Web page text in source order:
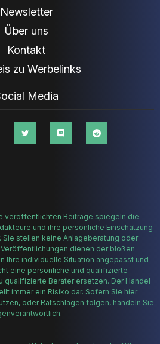
Newsletter
Über uns
Kontakt
zu Werbelinks
Media
veröffentlichten Beiträge spiegeln die
und ihre persönliche Einschätzung
Sie stellen keine Anlageberatung oder
dienen der bloßen
Ihre individuelle Situation angepasst und
eine persönliche und qualifizierte
qualifizierte Berater ersetzen. Der Handel
immer ein Risiko dar. Sofern Sie hier
oder Ratschlägen folgen, handeln Sie